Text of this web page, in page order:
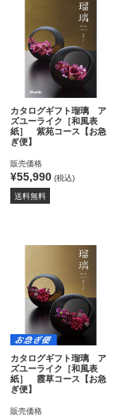
カタログギフト瑠璃 ア
ズユーライク［和風表
紙］ 紫苑コース【お急
ぎ便】
販売価格
¥55,990 (税込)
送料無料
カタログギフト瑠璃 ア
ズユーライク［和風表
紙］ 霞草コース【お急
ぎ便】
販売価格